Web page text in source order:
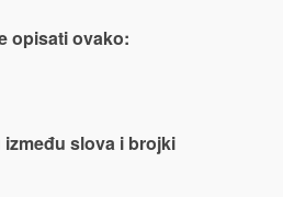
opisati ovako:
slova i brojki